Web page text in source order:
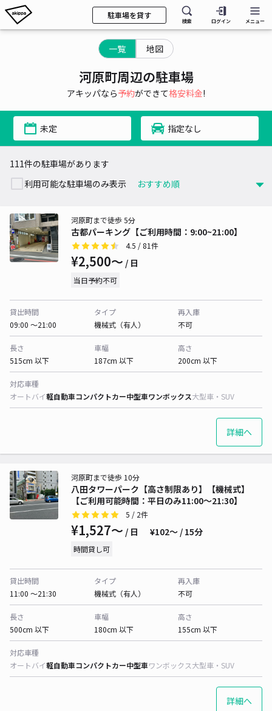
駐車場を貸す
検索 ログイン メニュー
一覧 地図
河原町周辺の駐車場
アキッパなら予約ができて格安料金!
未定 指定なし
111件の駐車場があります
利用可能な駐車場のみ表示
古都パーキング【ご利用時間：9:00~21:00】
河原町まで徒歩 5分
4.5 / 81件
¥2,500〜 / 日
当日予約不可
貸出時間
09:00 〜21:00
タイプ
機械式（有人）
再入庫
不可
長さ
515cm 以下
車幅
187cm 以下
高さ
200cm 以下
対応車種
オートバイ軽自動車コンパクトカー中型車ワンボックス大型車・SUV
詳細へ
八田タワーパーク【高さ制限あり】【機械式】
【ご利用可能時間：平日のみ11:00～21:30】
河原町まで徒歩 10分
5 / 2件
¥1,527〜 / 日 ¥102〜 / 15分
時間貸し可
貸出時間
11:00 〜21:30
タイプ
機械式（有人）
再入庫
不可
長さ
500cm 以下
車幅
180cm 以下
高さ
155cm 以下
対応車種
オートバイ軽自動車コンパクトカー中型車ワンボックス大型車・SUV
詳細へ